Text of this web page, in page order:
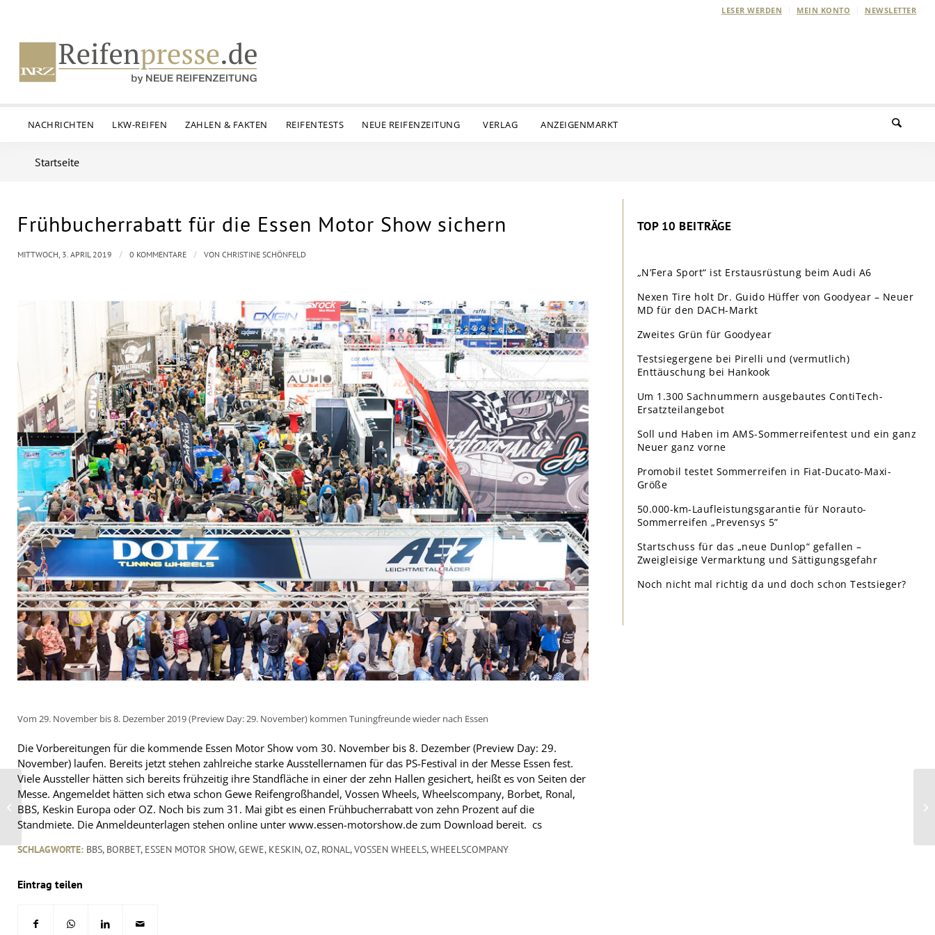
LESER WERDEN MEIN KONTO NEWSLETTER
NACHRICHTEN LKW-REIFEN ZAHLEN & FAKTEN REIFENTESTS NEUE REIFENZEITUNG VERLAG ANZEIGENMARKT
Startseite
Frühbucherrabatt für die Essen Motor Show sichern
Vom 29. November bis 8. Dezember 2019 (Preview Day: 29. November) kommen Tuningfreunde wieder nach Essen
Die Vorbereitungen für die kommende Essen Motor Show vom 30. November bis 8. Dezember (Preview Day: 29.
November) laufen. Bereits jetzt stehen zahlreiche starke Ausstellernamen für das PS-Festival in der Messe Essen fest.
Viele Aussteller hätten sich bereits frühzeitig ihre Standfläche in einer der zehn Hallen gesichert, heißt es von Seiten der
Messe. Angemeldet hätten sich etwa schon Gewe Reifengroßhandel, Vossen Wheels, Wheelscompany, Borbet, Ronal,
BBS, Keskin Europa oder OZ. Noch bis zum 31. Mai gibt es einen Frühbucherrabatt von zehn Prozent auf die
Standmiete. Die Anmeldeunterlagen stehen online unter www.essen-motorshow.de zum Download bereit. cs
MITTWOCH, 3. APRIL 2019 / 0 KOMMENTARE / VON CHRISTINE SCHÖNFELD
SCHLAGWORTE: BBS, BORBET, ESSEN MOTOR SHOW,GEWE, KESKIN,OZ, RONAL,VOSSEN WHEELS,WHEELSCOMPANY
Eintrag teilen
TOP 10 BEITRÄGE
„N’Fera Sport“ ist Erstausrüstung beim Audi A6
Nexen Tire holt Dr. Guido Hüffer von Goodyear – Neuer
MD für den DACH-Markt
Zweites Grün für Goodyear
Testsiegergene bei Pirelli und (vermutlich)
Enttäuschung bei Hankook
Um 1.300 Sachnummern ausgebautes ContiTech-
Ersatzteilangebot
Soll und Haben im AMS-Sommerreifentest und ein ganz
Neuer ganz vorne
Promobil testet Sommerreifen in Fiat-Ducato-Maxi-
Größe
50.000-km-Laufleistungsgarantie für Norauto-
Sommerreifen „Prevensys 5”
Startschuss für das „neue Dunlop“ gefallen –
Zweigleisige Vermarktung und Sättigungsgefahr
Noch nicht mal richtig da und doch schon Testsieger?
ETRMA begrüßt die
Aufnahme von
Nutzfahrzeugen in die
TPMS-Vorschriften
der...